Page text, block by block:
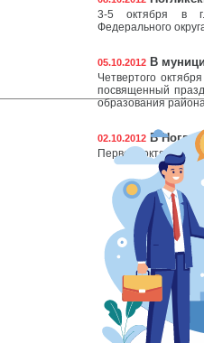
3-5 октября в г.
Федерального
05.10.2012 В
Четвертого
посвященный
образования
02.10.2012 В
Первого октября в